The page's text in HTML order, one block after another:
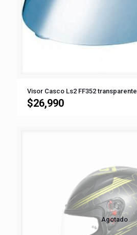
Visor Casco Ls2 FF352 transparente
$26,990
Agotado